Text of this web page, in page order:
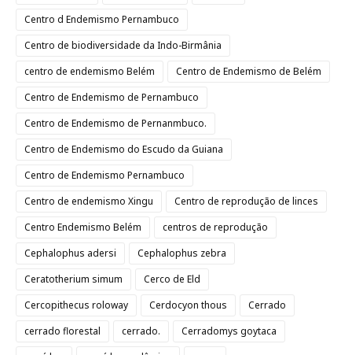
Centro d Endemismo Pernambuco
Centro de biodiversidade da Indo-Birmânia
centro de endemismo Belém
Centro de Endemismo de Belém
Centro de Endemismo de Pernambuco
Centro de Endemismo de Pernanmbuco.
Centro de Endemismo do Escudo da Guiana
Centro de Endemismo Pernambuco
Centro de endemismo Xingu
Centro de reprodução de linces
Centro Endemismo Belém
centros de reprodução
Cephalophus adersi
Cephalophus zebra
Ceratotherium simum
Cerco de Eld
Cercopithecus roloway
Cerdocyon thous
Cerrado
cerrado florestal
cerrado.
Cerradomys goytaca